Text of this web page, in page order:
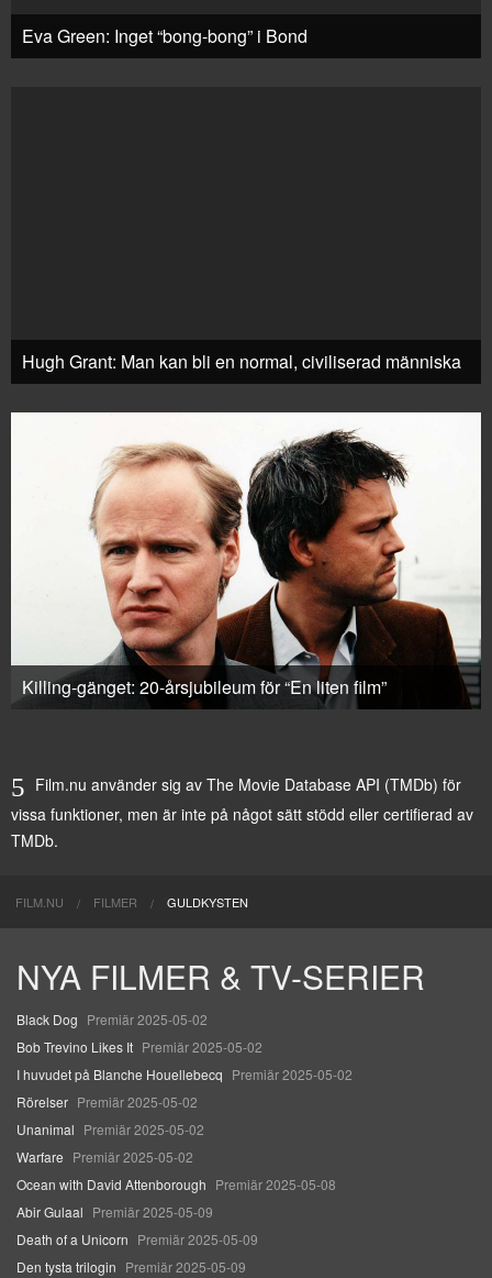
Eva Green: Inget “bong-bong” i Bond
Hugh Grant: Man kan bli en normal, civiliserad människa
Killing-gänget: 20-årsjubileum för “En liten film”
Film.nu använder sig av The Movie Database API (TMDb) för
vissa funktioner, men är inte på något sätt stödd eller certifierad av
TMDb.
FILM.NU FILMER GULDKYSTEN
NYA FILMER & TV-SERIER
Black Dog Premiär 2025-05-02
Bob Trevino Likes It Premiär 2025-05-02
I huvudet på Blanche Houellebecq Premiär 2025-05-02
Rörelser Premiär 2025-05-02
Unanimal Premiär 2025-05-02
Warfare Premiär 2025-05-02
Ocean with David Attenborough Premiär 2025-05-08
Abir Gulaal Premiär 2025-05-09
Death of a Unicorn Premiär 2025-05-09
Den tysta trilogin Premiär 2025-05-09